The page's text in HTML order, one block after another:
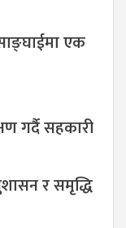
एक
गर्दै सहकारी
र समृद्धि